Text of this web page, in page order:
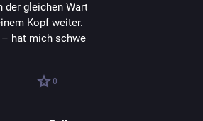
gleichen Warteschleife und jetzt
Kopf weiter. Und dabei war es gar
hat mich schwer an Quincy Jones
0